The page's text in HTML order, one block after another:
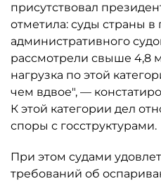
присутствовал
отметила: суды страны в
административного
рассмотрели свыше 4,8
нагрузка по этой
чем вдвое", —
К этой категории дел
споры с госструктурами.
При этом судами
требований об